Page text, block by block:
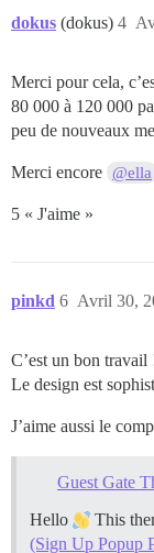
dokus (dokus) 4
Merci pour cela,
80 000 à 120 000
peu de nouveaux
Merci encore @ella
5 « J'aime »
pinkd Avril 30,
6
C’est un bon travail
Le design est
J’aime aussi le
Guest Gate
Hello This
(Sign Up Popup